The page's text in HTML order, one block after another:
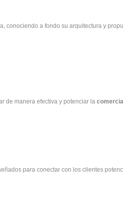
conociendo a fondo su arquitectura y
de manera efectiva y potenciar la
para conectar con los clientes